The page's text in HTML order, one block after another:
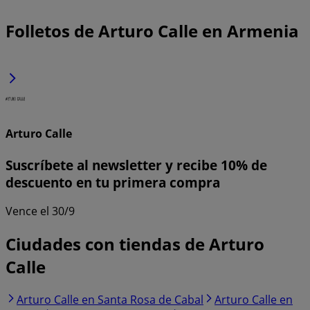
Folletos de Arturo Calle en Armenia
Arturo Calle
Suscríbete al newsletter y recibe 10% de
descuento en tu primera compra
Vence el 30/9
Ciudades con tiendas de Arturo
Calle
Arturo Calle en Santa Rosa de Cabal
Arturo Calle en